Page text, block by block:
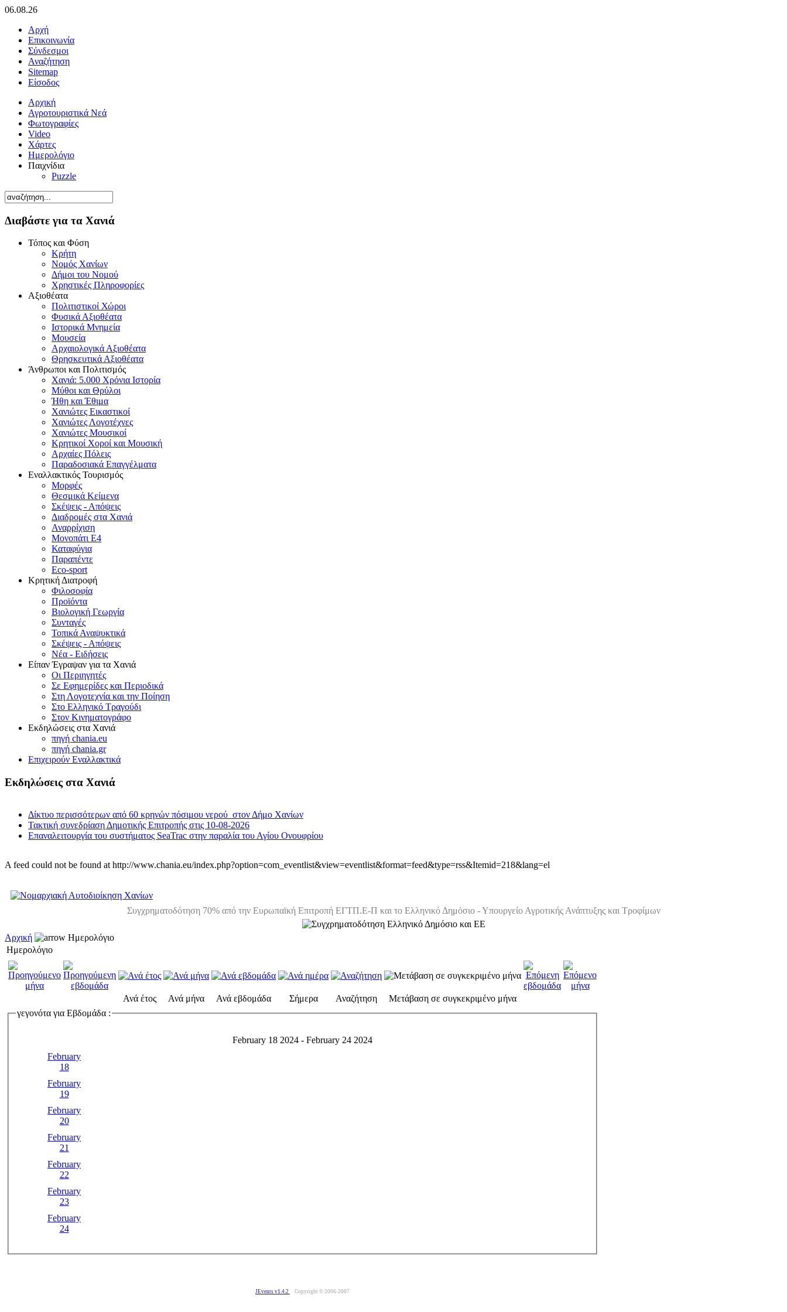
06.08.26
Αρχή
Επικοινωνία
Σύνδεσμοι
Αναζήτηση
Sitemap
Είσοδος
Αρχική
Αγροτουριστικά Νεά
Φωτογραφίες
Video
Χάρτες
Ημερολόγιο
Παιχνίδια
Puzzle
Διαβάστε για τα Χανιά
Τόπος και Φύση
Κρήτη
Νομός Χανίων
Δήμοι του Νομού
Χρηστικές Πληροφορίες
Αξιοθέατα
Πολιτιστικοί Χώροι
Φυσικά Αξιοθέατα
Ιστορικά Μνημεία
Μουσεία
Αρχαιολογικά Αξιοθέατα
Θρησκευτικά Αξιοθέατα
Άνθρωποι και Πολιτισμός
Χανιά: 5.000 Χρόνια Ιστορία
Μύθοι και Θρύλοι
Ήθη και Έθιμα
Χανιώτες Εικαστικοί
Χανιώτες Λογοτέχνες
Χανιώτες Μουσικοί
Κρητικοί Χοροί και Μουσική
Αρχαίες Πόλεις
Παραδοσιακά Επαγγέλματα
Εναλλακτικός Τουρισμός
Μορφές
Θεσμικά Κείμενα
Σκέψεις - Απόψεις
Διαδρομές στα Χανιά
Αναρρίχιση
Μονοπάτι Ε4
Καταφύγια
Παραπέντε
Eco-sport
Κρητική Διατροφή
Φιλοσοφία
Προϊόντα
Βιολογική Γεωργία
Συνταγές
Τοπικά Αναψυκτικά
Σκέψεις - Απόψεις
Νέα - Ειδήσεις
Είπαν Έγραψαν για τα Χανιά
Οι Περιηγητές
Σε Εφημερίδες και Περιοδικά
Στη Λογοτεχνία και την Ποίηση
Στο Ελληνικό Τραγούδι
Στον Κινηματογράφο
Εκδηλώσεις στα Χανιά
πηγή chania.eu
πηγή chania.gr
Επιχειρούν Εναλλακτικά
Εκδηλώσεις στα Χανιά
Δίκτυο περισσότερων από 60 κρηνών πόσιμου νερού στον Δήμο Χανίων
Τακτική συνεδρίαση Δημοτικής Επιτροπής στις 10-08-2026
Επαναλειτουργία του συστήματος SeaTrac στην παραλία του Αγίου Ονουφρίου
A feed could not be found at http://www.chania.eu/index.php?option=com_eventlist&view=eventlist&format=feed&type=rss&Itemid=218&lang=el
Συγχρηματοδότηση 70% από την Ευρωπαϊκή Επιτροπή ΕΓΤΠ.Ε-Π και το Ελληνικό Δημόσιο - Υπουργείο Αγροτικής Ανάπτυξης και Τροφίμων
Αρχική
Ημερολόγιο
Ημερολόγιο
Ανά έτος Ανά μήνα Ανά εβδομάδα Σήμερα Αναζήτηση
Μετάβαση σε συγκεκριμένο μήνα
γεγονότα για Εβδομάδα :
February 18 2024 - February 24 2024
February
18
February
19
February
20
February
21
February
22
February
23
February
24
JEvents v1.4.2 Copyright © 2006-2007